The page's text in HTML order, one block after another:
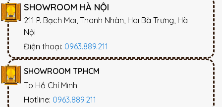
SHOWROOM HÀ NỘI
211 P. Bạch Mai, Thanh Nhàn, Hai Bà Trưng, Hà
Nội
Điện thoại: 0963.889.211
SHOWROOM TP.HCM
Tp Hồ Chí Minh
Hotline: 0963.889.211